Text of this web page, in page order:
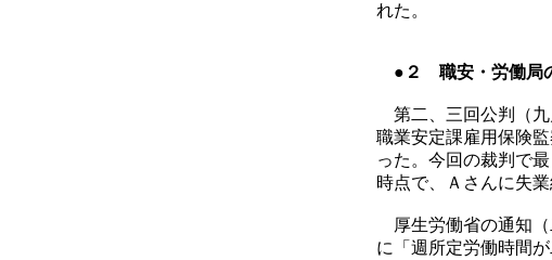
れた。
●２ 職安・労働局
第二、三回公判（九
職業安定課雇用保険
った。今回の裁判で
時点で、Ａさんに失
厚生労働省の通知（
に「週所定労働時間